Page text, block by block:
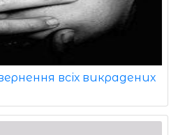
всіх викрадених